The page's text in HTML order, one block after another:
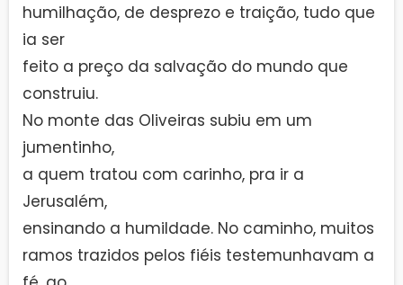
humilhação, de desprezo e traição, tudo que
ia ser
feito a preço da salvação do mundo que
construiu.
No monte das Oliveiras subiu em um
jumentinho,
a quem tratou com carinho, pra ir a
Jerusalém,
ensinando a humildade. No caminho, muitos
ramos trazidos pelos fiéis testemunhavam a